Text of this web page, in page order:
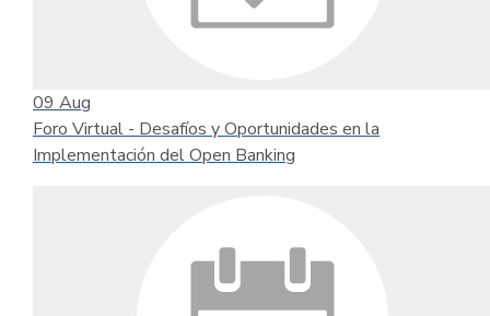
09 Aug
Foro Virtual - Desafíos y Oportunidades en la
Implementación del Open Banking